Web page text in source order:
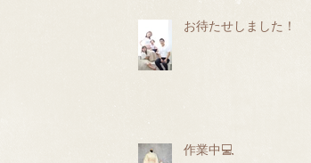
お待たせしました！
作業中💻